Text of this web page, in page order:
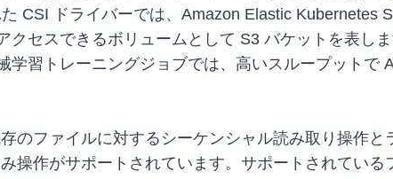
CSI ドライバーでは、Amazon Elastic Kubernetes
セスできるボリュームとして S3 バケットを表し
習トレーニングジョブでは、高いスループットで
のファイルに対するシーケンシャル読み取り操作と
操作がサポートされています。サポートされてい